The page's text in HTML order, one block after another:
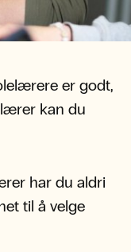
er godt,
kan du
har du aldri
til å velge